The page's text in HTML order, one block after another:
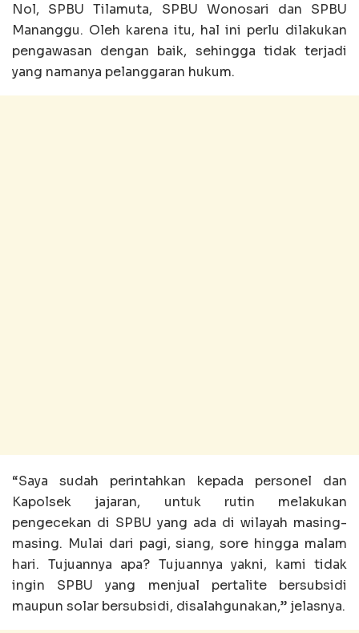
Nol, SPBU Tilamuta, SPBU Wonosari dan SPBU
Mananggu. Oleh karena itu, hal ini perlu dilakukan
pengawasan dengan baik, sehingga tidak terjadi
yang namanya pelanggaran hukum.
“Saya sudah perintahkan kepada personel dan
Kapolsek jajaran, untuk rutin melakukan
pengecekan di SPBU yang ada di wilayah masing-
masing. Mulai dari pagi, siang, sore hingga malam
hari. Tujuannya apa? Tujuannya yakni, kami tidak
ingin SPBU yang menjual pertalite bersubsidi
maupun solar bersubsidi, disalahgunakan,” jelasnya.